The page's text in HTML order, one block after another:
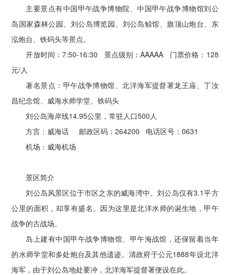
主要景点有中国甲午战争博物院、中国甲午战争博物馆刘公
岛国家森林公园、刘公岛博览园、刘公岛鲸馆、旗顶山炮台、东
泓炮台、铁码头等景点。
开放时间：7:50-16:30 景点级别：AAAAA 门票价格：128
元/人
著名景点：甲午战争博物馆、北洋海军提督署龙王庙、丁汝
昌纪念馆、威海水师学堂、铁码头
刘公岛海岸线14.95公里，常驻人口500人
方言：威海话 邮政区码：264200 电话区号：0631
机场：威海机场
景区简介
刘公岛风景区位于市区之东的威海湾中。刘公岛仅有3.1平方
公里的面积，却享有盛名。因为这里是北洋水师的诞生地，甲午
战争的古战场。
岛上建有中国甲午战争博物馆、甲午海战馆，还保留着当年
的水师学堂和多处炮台及其他遗迹。清政府于公元1888年设北洋
海军，由于刘公岛地处要冲，北洋海军提督署便设在此。